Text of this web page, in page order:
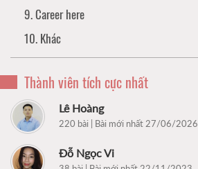
9. Career here
10. Khác
Thành viên tích cực nhất
Lê Hoàng
220 bài | Bài mới nhất 27/06/2026
Đỗ Ngọc Vi